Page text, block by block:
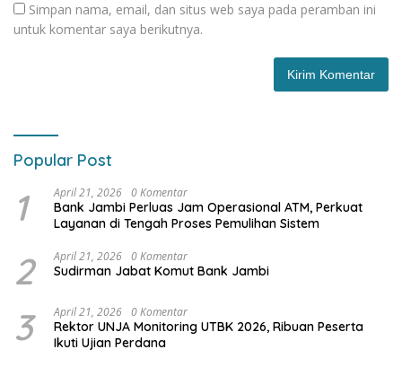
Simpan nama, email, dan situs web saya pada peramban ini
untuk komentar saya berikutnya.
Popular Post
1 April 21, 2026 0 Komentar
Bank Jambi Perluas Jam Operasional ATM, Perkuat
Layanan di Tengah Proses Pemulihan Sistem
2 April 21, 2026 0 Komentar
Sudirman Jabat Komut Bank Jambi
3 April 21, 2026 0 Komentar
Rektor UNJA Monitoring UTBK 2026, Ribuan Peserta
Ikuti Ujian Perdana